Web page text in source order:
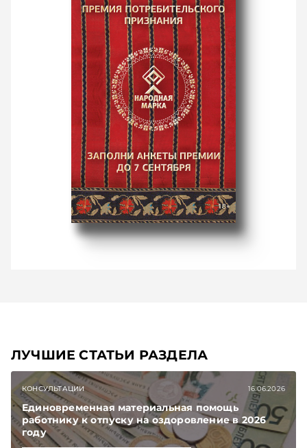
ЛУЧШИЕ СТАТЬИ РАЗДЕЛА
КОНСУЛЬТАЦИИ 16.06.2026
Единовременная материальная помощь
работнику к отпуску на оздоровление в 2026
году